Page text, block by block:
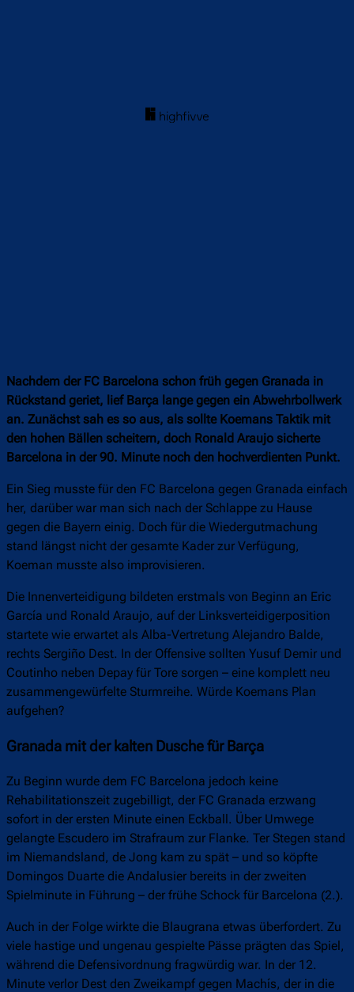
Nachdem der FC Barcelona schon früh gegen Granada in
Rückstand geriet, lief Barça lange gegen ein Abwehrbollwerk
an. Zunächst sah es so aus, als sollte Koemans Taktik mit
den hohen Bällen scheitern, doch Ronald Araujo sicherte
Barcelona in der 90. Minute noch den hochverdienten Punkt.
Ein Sieg musste für den FC Barcelona gegen Granada einfach
her, darüber war man sich nach der Schlappe zu Hause
gegen die Bayern einig. Doch für die Wiedergutmachung
stand längst nicht der gesamte Kader zur Verfügung,
Koeman musste also improvisieren.
Die Innenverteidigung bildeten erstmals von Beginn an Eric
García und Ronald Araujo, auf der Linksverteidigerposition
startete wie erwartet als Alba-Vertretung Alejandro Balde,
rechts Sergiño Dest. In der Offensive sollten Yusuf Demir und
Coutinho neben Depay für Tore sorgen – eine komplett neu
zusammengewürfelte Sturmreihe. Würde Koemans Plan
aufgehen?
Granada mit der kalten Dusche für Barça
Zu Beginn wurde dem FC Barcelona jedoch keine
Rehabilitationszeit zugebilligt, der FC Granada erzwang
sofort in der ersten Minute einen Eckball. Über Umwege
gelangte Escudero im Strafraum zur Flanke. Ter Stegen stand
im Niemandsland, de Jong kam zu spät – und so köpfte
Domingos Duarte die Andalusier bereits in der zweiten
Spielminute in Führung – der frühe Schock für Barcelona (2.).
Auch in der Folge wirkte die Blaugrana etwas überfordert. Zu
viele hastige und ungenau gespielte Pässe prägten das Spiel,
während die Defensivordnung fragwürdig war. In der 12.
Minute verlor Dest den Zweikampf gegen Machís, der in die